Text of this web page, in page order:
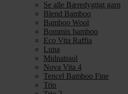
Se alle Bæredygtigt garn
Blend Bamboo
Bamboo Wool
Bommix bamboo
Eco Vita Raffia
Luna
Midnatssol
Nova Vita 4
Tencel Bamboo Fine
Trio